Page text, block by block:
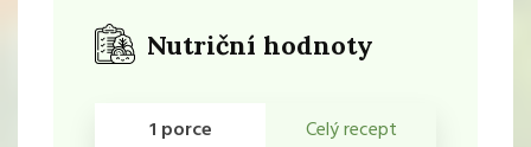
Nutriční hodnoty
1 porce Celý recept